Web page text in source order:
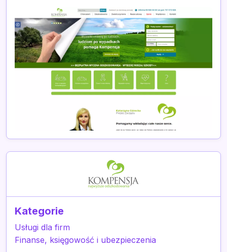
Kategorie
Usługi dla firm
Finanse, księgowość i ubezpieczenia